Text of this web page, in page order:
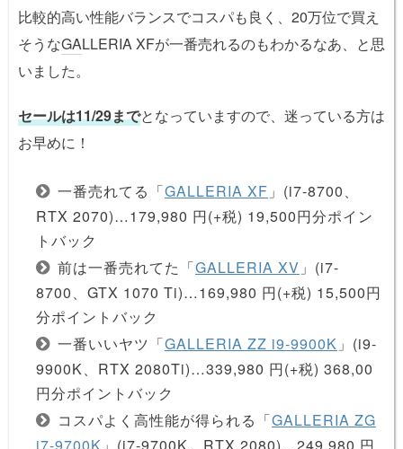
比較的高い性能バランスでコスパも良く、20万位で買え
そうなGALLERIA XFが一番売れるのもわかるなあ、と思
いました。
セールは11/29までとなっていますので、迷っている方は
お早めに！
一番売れてる「GALLERIA XF 」(i7-8700、
RTX 2070)…179,980 円(+税) 19,500円分ポイン
トバック
前は一番売れてた「GALLERIA XV 」(i7-
8700、GTX 1070 Ti)…169,980 円(+税) 15,500円
分ポイントバック
一番いいヤツ「GALLERIA ZZ i9-9900K 」(i9-
9900K、RTX 2080Ti)…339,980 円(+税) 368,00
円分ポイントバック
コスパよく高性能が得られる「GALLERIA ZG
i7-9700K 」(i7-9700K、RTX 2080)…249,980 円